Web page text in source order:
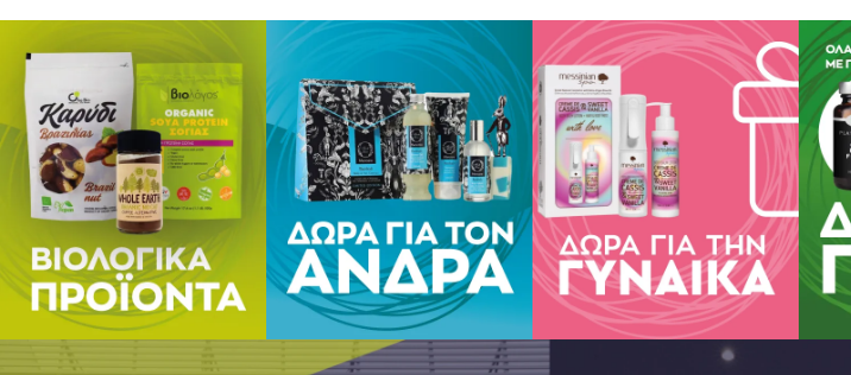
εμμηνορροϊκό Σύνδρομο Τοξικού Σοκ (ΣΤΣ), που
διαβάστε τις και κρατήστε τις για την υγεία σας και